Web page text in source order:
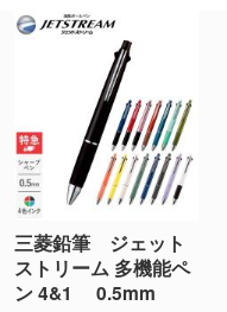
三菱鉛筆 ジェット
ストリーム 多機能ペ
ン 4&1 0.5mm